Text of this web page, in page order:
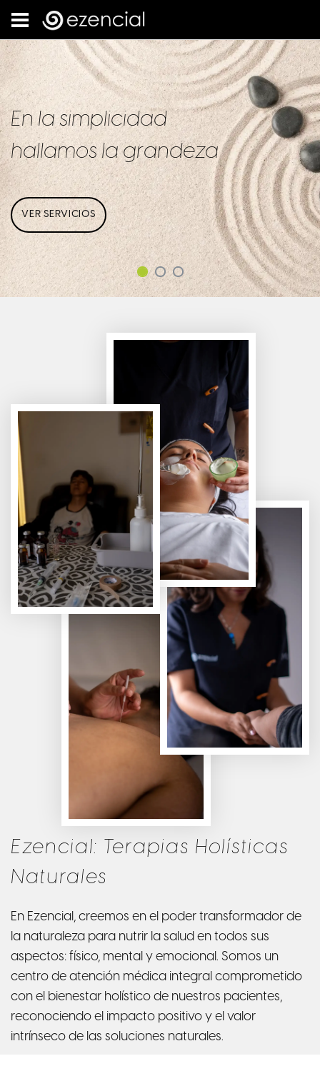
En la simplicidad
hallamos la grandeza
VER SERVICIOS
Ezencial: Terapias Holísticas
Naturales
En Ezencial, creemos en el poder transformador de
la naturaleza para nutrir la salud en todos sus
aspectos: físico, mental y emocional. Somos un
centro de atención médica integral comprometido
con el bienestar holístico de nuestros pacientes,
reconociendo el impacto positivo y el valor
intrínseco de las soluciones naturales.